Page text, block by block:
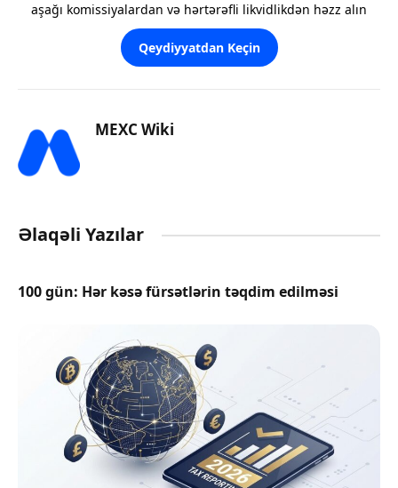
aşağı komissiyalardan və hərtərəfli likvidlikdən həzz alın
Qeydiyyatdan Keçin
MEXC Wiki
Əlaqəli Yazılar
100 gün: Hər kəsə fürsətlərin təqdim edilməsi